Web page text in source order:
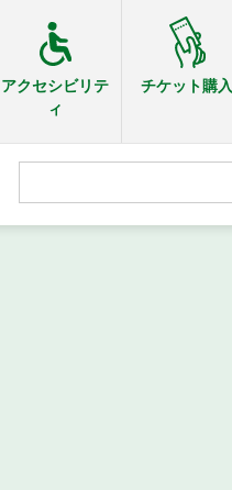
アクセシビリテ
ィ
チケット購入